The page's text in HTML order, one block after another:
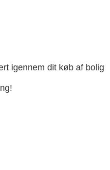
igennem dit køb af bolig